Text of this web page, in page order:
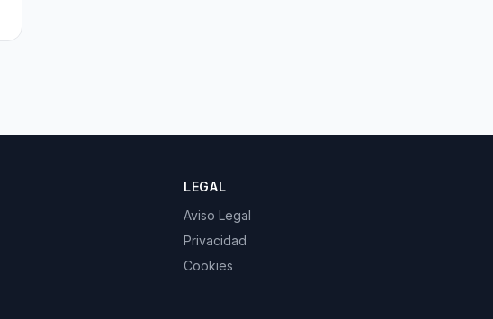
LEGAL
Aviso Legal
Privacidad
Cookies